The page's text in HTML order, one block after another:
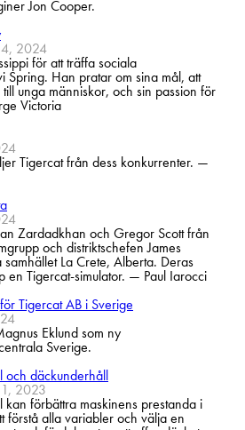
Jon Cooper.
4, 2024
för att träffa sociala
Spring. Han pratar om sina mål, att
unga människor, och sin passion för
Victoria
Tigercat från dess konkurrenter. —
Zardadkhan och Gregor Scott från
och distriktschefen James
La Crete, Alberta. Deras
en Tigercat-simulator. — Paul Iarocci
Tigercat AB i Sverige
Eklund som ny
Sverige.
och däckunderhåll
2023
kan förbättra maskinens prestanda i
förstå alla variabler och välja en